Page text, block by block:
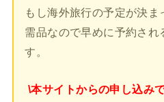
もし海外旅行の予定が決
需品なので早めに予約され
す。
\本サイトからの申し込み